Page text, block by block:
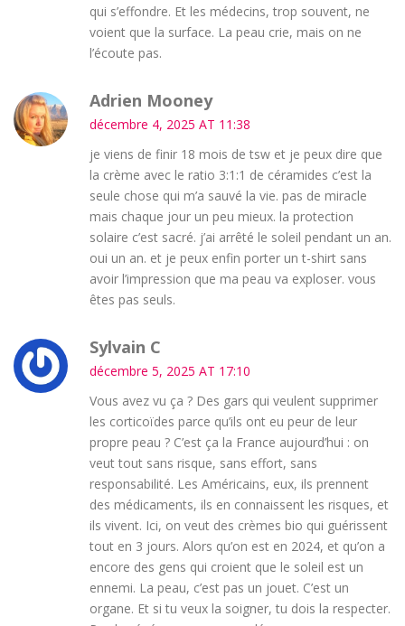
qui s’effondre. Et les médecins, trop souvent, ne
voient que la surface. La peau crie, mais on ne
l’écoute pas.
Adrien Mooney
décembre 4, 2025 AT 11:38
je viens de finir 18 mois de tsw et je peux dire que
la crème avec le ratio 3:1:1 de céramides c’est la
seule chose qui m’a sauvé la vie. pas de miracle
mais chaque jour un peu mieux. la protection
solaire c’est sacré. j’ai arrêté le soleil pendant un an.
oui un an. et je peux enfin porter un t-shirt sans
avoir l’impression que ma peau va exploser. vous
êtes pas seuls.
Sylvain C
décembre 5, 2025 AT 17:10
Vous avez vu ça ? Des gars qui veulent supprimer
les corticoïdes parce qu’ils ont eu peur de leur
propre peau ? C’est ça la France aujourd’hui : on
veut tout sans risque, sans effort, sans
responsabilité. Les Américains, eux, ils prennent
des médicaments, ils en connaissent les risques, et
ils vivent. Ici, on veut des crèmes bio qui guérissent
tout en 3 jours. Alors qu’on est en 2024, et qu’on a
encore des gens qui croient que le soleil est un
ennemi. La peau, c’est pas un jouet. C’est un
organe. Et si tu veux la soigner, tu dois la respecter.